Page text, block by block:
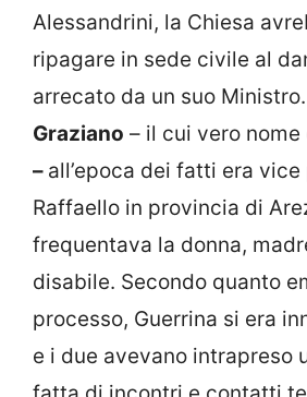
Alessandrini, la Chiesa
ripagare in sede civile al
arrecato da un suo Ministro.
Graziano – il cui vero nome
– all’epoca dei fatti era vice
Raffaello in provincia di
frequentava la donna,
disabile. Secondo quanto
processo, Guerrina si era
e i due avevano intrapreso